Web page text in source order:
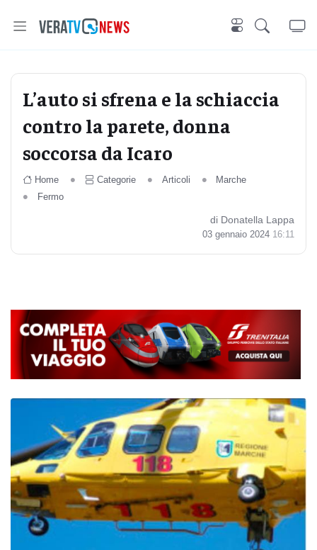
L’auto si sfrena e la schiaccia
contro la parete, donna
soccorsa da Icaro
Home Categorie Articoli
Marche
Fermo
di Donatella Lappa
03 gennaio 2024 16:11